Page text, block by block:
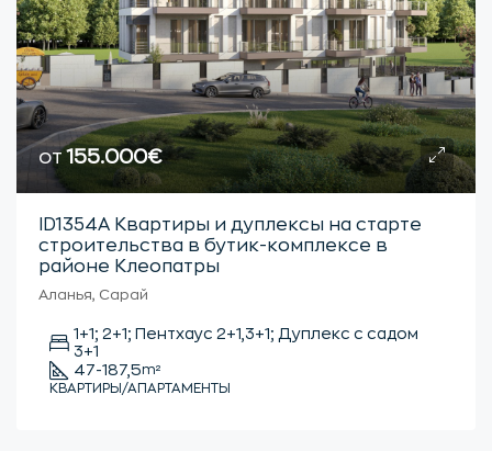
от155.000€
ID1354А Квартиры и дуплексы на старте
строительства в бутик-комплексе в
районе Клеопатры
Аланья, Сарай
1+1; 2+1; Пентхаус 2+1,3+1; Дуплекс с садом
3+1
47-187,5m²
КВАРТИРЫ/АПАРТАМЕНТЫ